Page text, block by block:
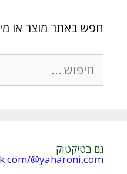
חפש באתר מוצר או
חיפוש:
גם בטיקטוק
@yaharoni.com